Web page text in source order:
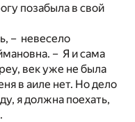
позабыла в свой
– невесело
– Я и сама
век уже не была
в аиле нет. Но дело
я должна поехать,